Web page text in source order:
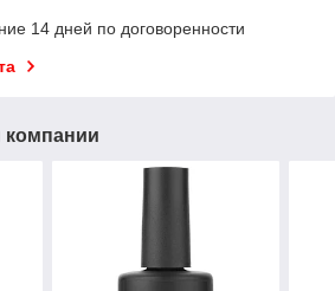
14 дней по договоренности